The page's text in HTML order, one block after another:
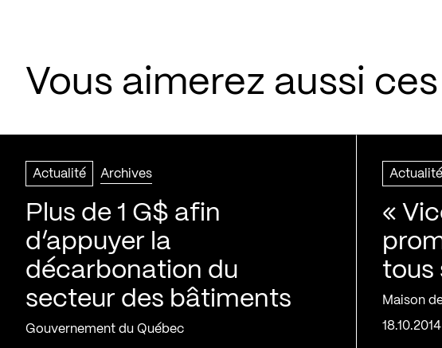
Vous aimerez aussi
Actualité Archives
Plus de 1 G$ afin
d’appuyer la
décarbonation du
secteur des bâtiments
Gouvernement du Québec
Actualité
«
tous
Maison
18.10.2014